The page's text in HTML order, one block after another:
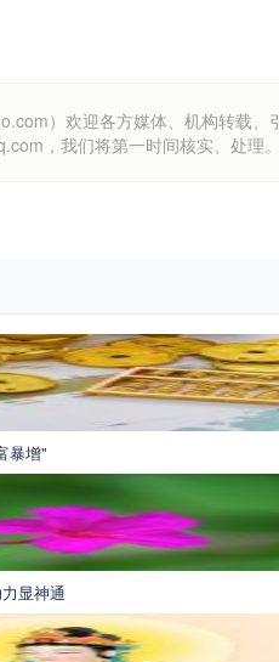
）欢迎各方媒体、机构转载
，我们将第一时间核实、处理
暴增"
显神通